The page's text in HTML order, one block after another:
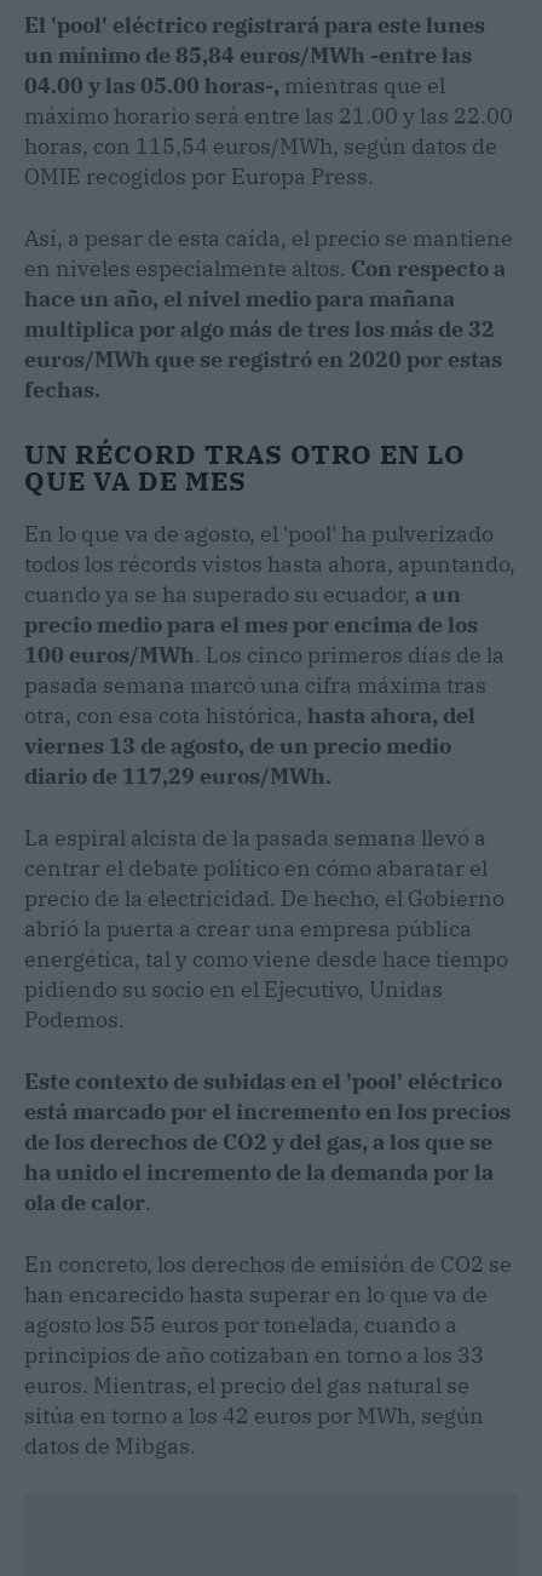
El 'pool' eléctrico registrará para este lunes
un mínimo de 85,84 euros/MWh -entre las
04.00 y las 05.00 horas-, mientras que el
máximo horario será entre las 21.00 y las 22.00
horas, con 115,54 euros/MWh, según datos de
OMIE recogidos por Europa Press.
Así, a pesar de esta caída, el precio se mantiene
en niveles especialmente altos. Con respecto a
hace un año, el nivel medio para mañana
multiplica por algo más de tres los más de 32
euros/MWh que se registró en 2020 por estas
fechas.
UN RÉCORD TRAS OTRO EN LO
QUE VA DE MES
En lo que va de agosto, el 'pool' ha pulverizado
todos los récords vistos hasta ahora, apuntando,
cuando ya se ha superado su ecuador, a un
precio medio para el mes por encima de los
100 euros/MWh. Los cinco primeros días de la
pasada semana marcó una cifra máxima tras
otra, con esa cota histórica, hasta ahora, del
viernes 13 de agosto, de un precio medio
diario de 117,29 euros/MWh.
La espiral alcista de la pasada semana llevó a
centrar el debate político en cómo abaratar el
precio de la electricidad. De hecho, el Gobierno
abrió la puerta a crear una empresa pública
energética, tal y como viene desde hace tiempo
pidiendo su socio en el Ejecutivo, Unidas
Podemos.
Este contexto de subidas en el 'pool' eléctrico
está marcado por el incremento en los precios
de los derechos de CO2 y del gas, a los que se
ha unido el incremento de la demanda por la
ola de calor.
En concreto, los derechos de emisión de CO2 se
han encarecido hasta superar en lo que va de
agosto los 55 euros por tonelada, cuando a
principios de año cotizaban en torno a los 33
euros. Mientras, el precio del gas natural se
sitúa en torno a los 42 euros por MWh, según
datos de Mibgas.